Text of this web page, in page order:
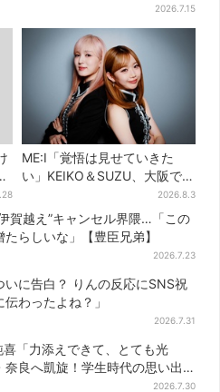
2026.7.15
ME:I「覚悟は見せていきた
い」KEIKO＆SUZU、大阪で語
る…“日プ女子”からの3年間
と、7人で目指す夢
2026.8.3
賀越え”キャンセル界隈…「この
らしいな」【豊臣兄弟】
2026.7.23
いに告白？ りんの反応にSNS祝
わったよね？」
2026.7.31
「力添えできて、とても光
奈良へ凱旋！学生時代の思い出
2026.7.30